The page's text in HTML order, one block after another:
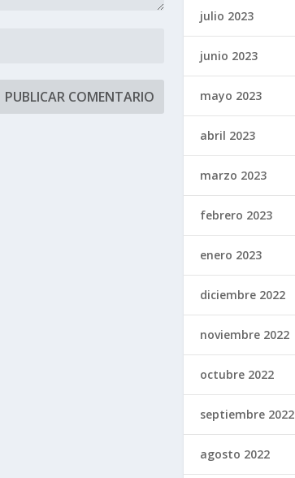
julio 2023
junio 2023
mayo 2023
abril 2023
marzo 2023
febrero 2023
enero 2023
diciembre 2022
noviembre 2022
octubre 2022
septiembre 2022
agosto 2022